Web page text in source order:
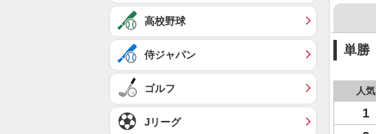
単勝
人気
1
高校野球
侍ジャパン
ゴルフ
Jリーグ